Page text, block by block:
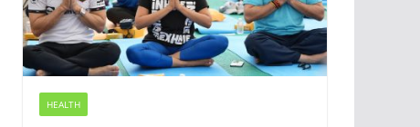
HEALTH